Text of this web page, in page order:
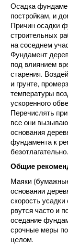
Осадка
постройкам, и
Причин осадки
строительных
на соседнем
Фундамент
под влиянием
старения.
и грунте,
температуры
ускоренного
Перечислять
все они
основания
фундамента к
безотлагательно.
Общие
Маяки
основании
скорость
рвутся часто и
оседание
срочные меры
целом.